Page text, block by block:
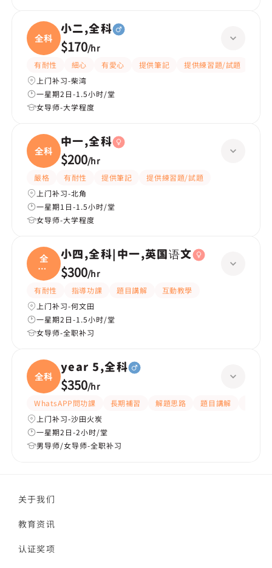
全科
小二,全科
$170/hr
有耐性 細心 有愛心 提供筆記 提供練習題/試題
上门补习-柴湾
一星期2日-1.5小时/堂
女导师-大学程度
全科
中一,全科
$200/hr
嚴格 有耐性 提供筆記
提供練習題/試題
上门补习-北角
一星期1日-1.5小时/堂
女导师-大学程度
全
科|
中一
小四,全科|中一,英国语文
$300/hr
有耐性 指導功課 題目講解
互動教學
上门补习-何文田
一星期2日-1.5小时/堂
女导师-全职补习
全科
year 5,全科
$350/hr
WhatsAPP問功課 長期補習 解題思路 題目講解
上门补习-沙田火炭
一星期2日-2小时/堂
男导师/女导师-全职补习
关于我们
教育资讯
认证奖项